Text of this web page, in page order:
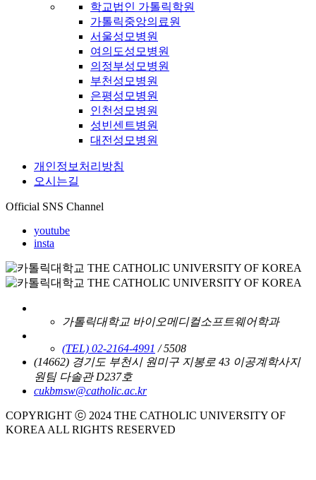
학교법인 가톨릭학원
가톨릭중앙의료원
서울성모병원
여의도성모병원
의정부성모병원
부천성모병원
은평성모병원
인천성모병원
성빈센트병원
대전성모병원
개인정보처리방침
오시는길
Official SNS Channel
youtube
insta
가톨릭대학교 바이오메디컬소프트웨어학과
(TEL) 02-2164-4991 / 5508
(14662) 경기도 부천시 원미구 지봉로 43 이공계학사지
원팀 다솔관 D237호
cukbmsw@catholic.ac.kr
COPYRIGHT ⓒ 2024 THE CATHOLIC UNIVERSITY OF
KOREA ALL RIGHTS RESERVED